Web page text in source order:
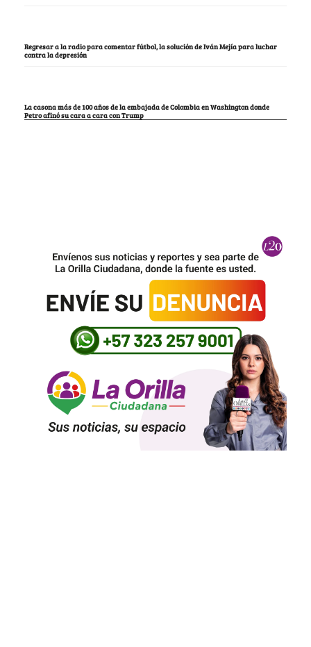
Regresar a la radio para comentar fútbol, la solución de Iván Mejía para luchar
contra la depresión
La casona más de 100 años de la embajada de Colombia en Washington donde
Petro afinó su cara a cara con Trump